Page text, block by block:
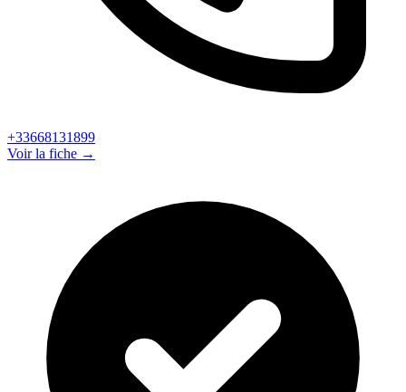
+33668131899
Voir la fiche →